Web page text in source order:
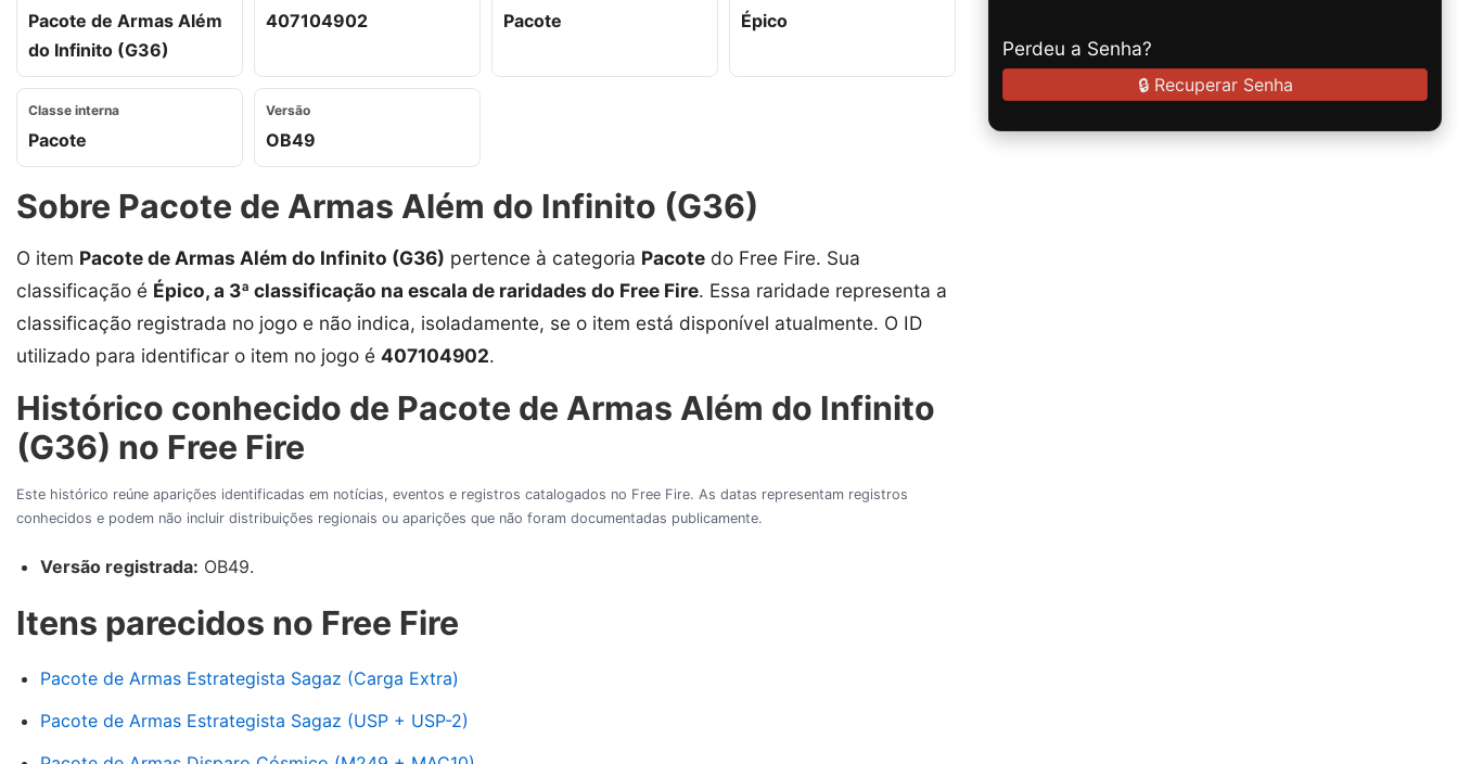
Pacote de Armas Além
do Infinito (G36)
407104902 Pacote Épico
Classe interna
Pacote
Versão
OB49
Sobre Pacote de Armas Além do Infinito (G36)
O item Pacote de Armas Além do Infinito (G36) pertence à categoria Pacote do Free Fire. Sua
classificação é Épico, a 3ª classificação na escala de raridades do Free Fire. Essa raridade representa a
classificação registrada no jogo e não indica, isoladamente, se o item está disponível atualmente. O ID
utilizado para identificar o item no jogo é 407104902.
Histórico conhecido de Pacote de Armas Além do Infinito
(G36) no Free Fire
Este histórico reúne aparições identificadas em notícias, eventos e registros catalogados no Free Fire. As datas representam registros
conhecidos e podem não incluir distribuições regionais ou aparições que não foram documentadas publicamente.
Versão registrada: OB49.
Itens parecidos no Free Fire
Pacote de Armas Estrategista Sagaz (Carga Extra)
Pacote de Armas Estrategista Sagaz (USP + USP-2)
Perdeu a Senha?
🔒 Recuperar Senha